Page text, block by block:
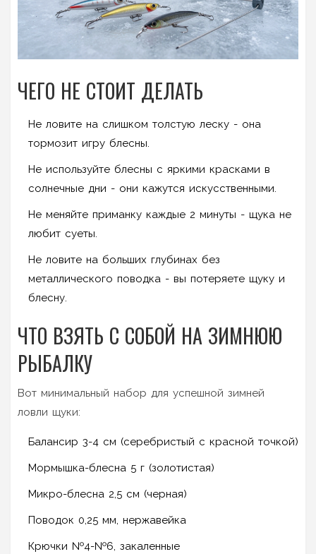
ЧЕГО НЕ СТОИТ ДЕЛАТЬ
Не ловите на слишком толстую леску - она
тормозит игру блесны.
Не используйте блесны с яркими красками в
солнечные дни - они кажутся искусственными.
Не меняйте приманку каждые 2 минуты - щука не
любит суеты.
Не ловите на больших глубинах без
металлического поводка - вы потеряете щуку и
блесну.
ЧТО ВЗЯТЬ С СОБОЙ НА ЗИМНЮЮ
РЫБАЛКУ
Вот минимальный набор для успешной зимней
ловли щуки:
Балансир 3-4 см (серебристый с красной точкой)
Мормышка-блесна 5 г (золотистая)
Микро-блесна 2,5 см (черная)
Поводок 0,25 мм, нержавейка
Крючки №4-№6, закаленные